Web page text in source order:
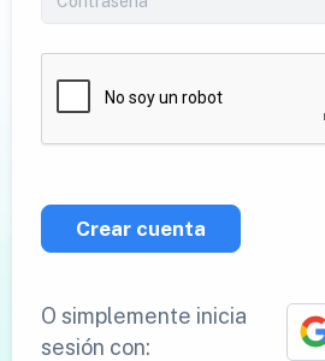
Crear cuenta
O simplemente inicia
sesión con: